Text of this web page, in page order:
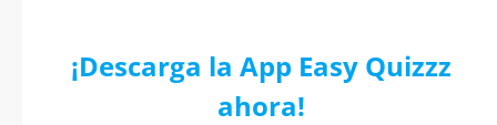
¡Descarga la App Easy Quizzz
ahora!